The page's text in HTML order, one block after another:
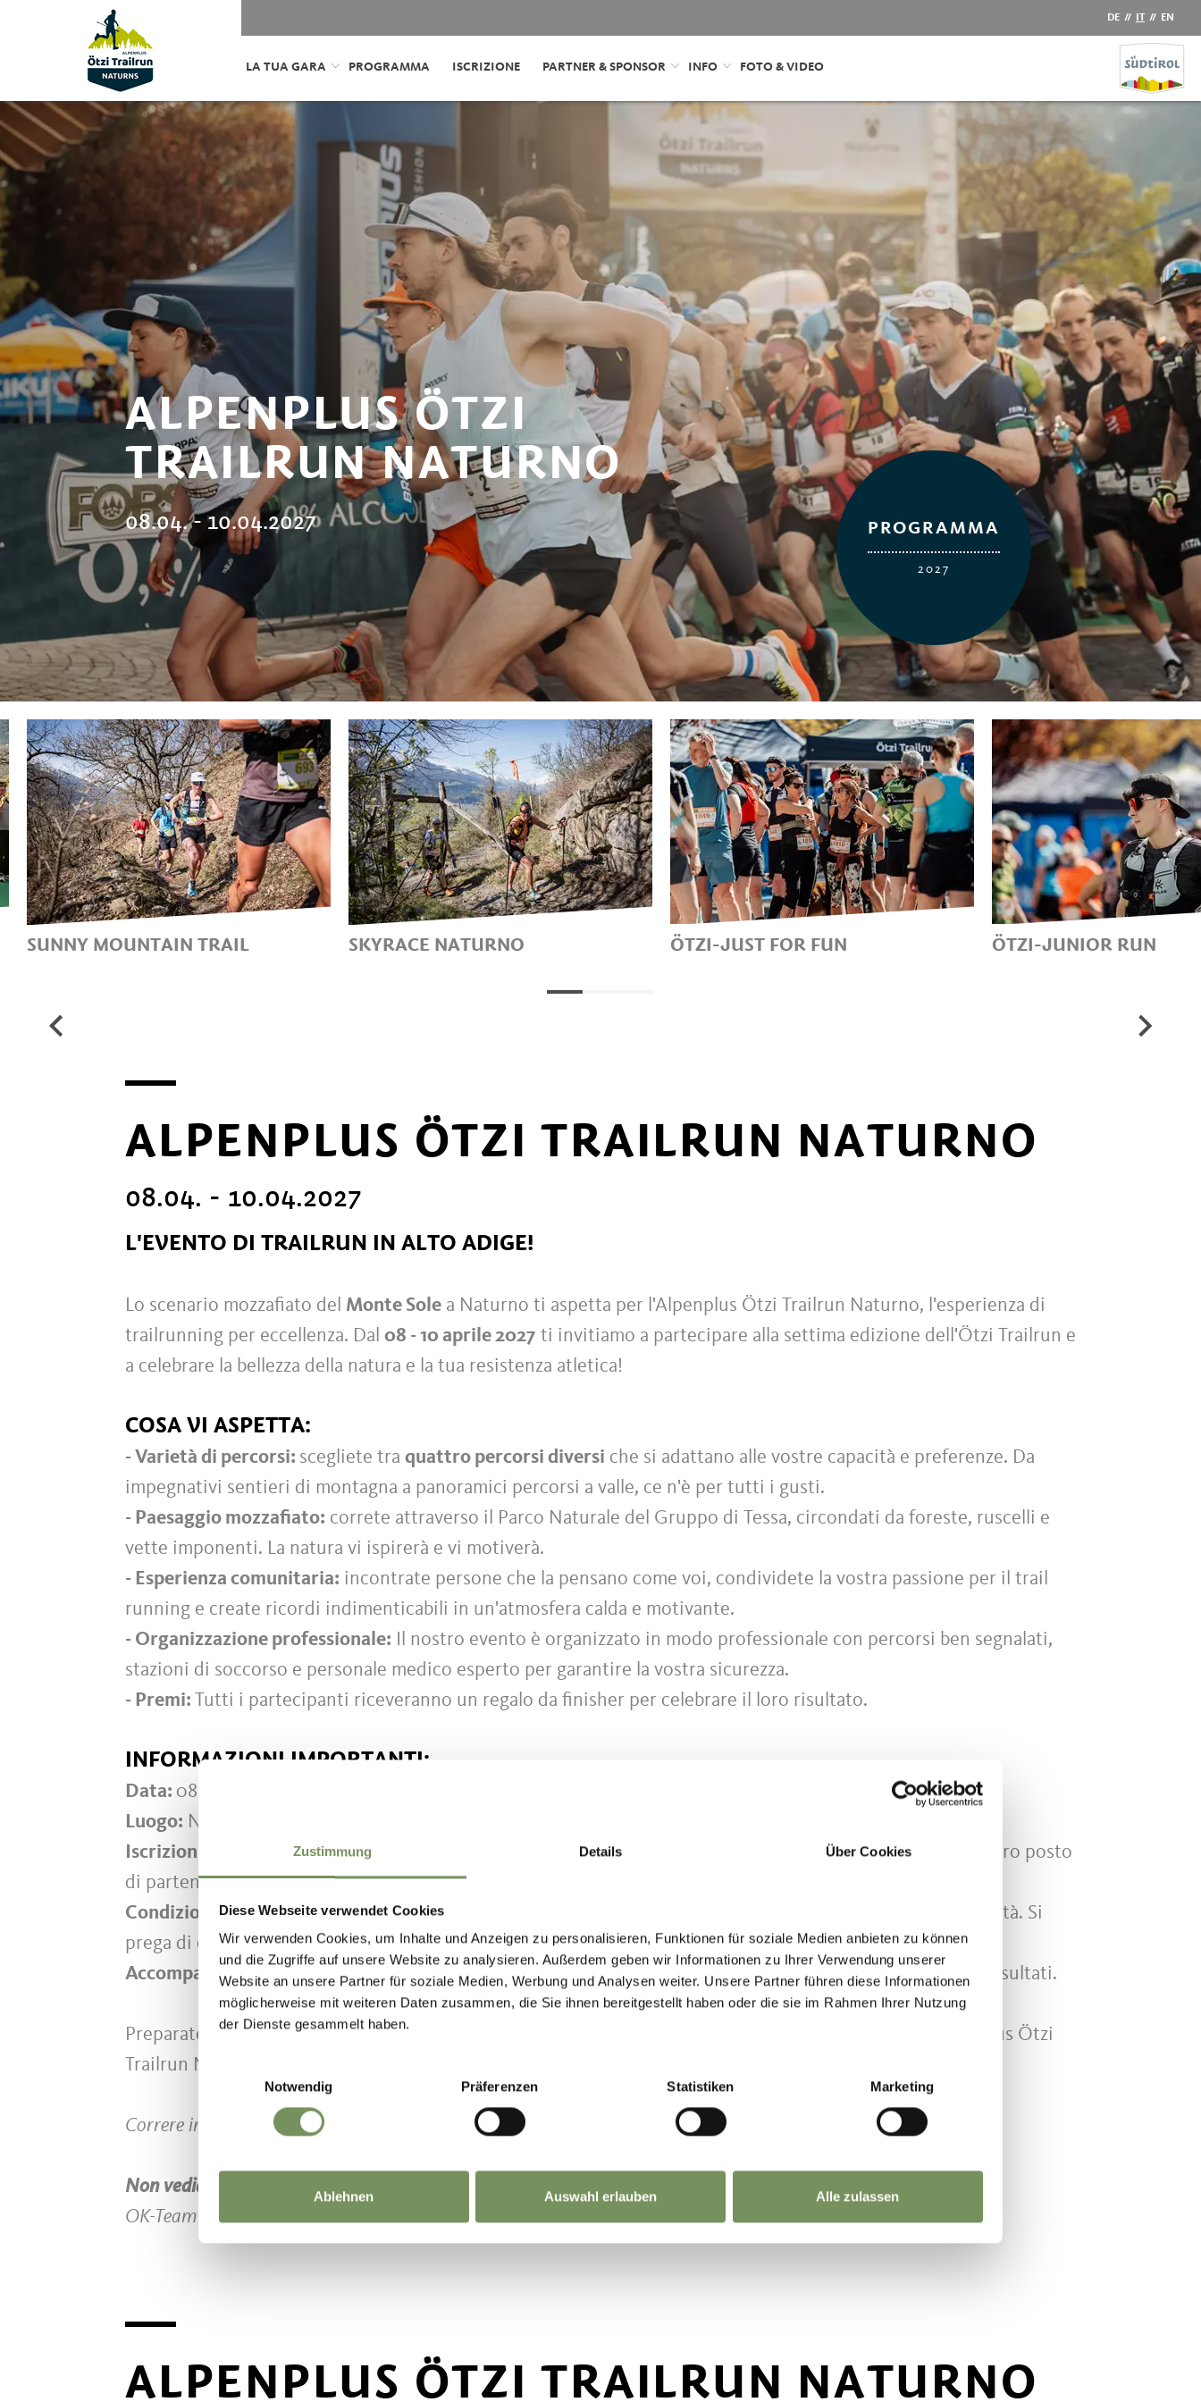
Zustimmung Details Über Cookies
Diese Webseite verwendet Cookies
Wir verwenden Cookies, um Inhalte und Anzeigen zu personalisieren, Funktionen für soziale Medien anbieten zu können
und die Zugriffe auf unsere Website zu analysieren. Außerdem geben wir Informationen zu Ihrer Verwendung unserer
Website an unsere Partner für soziale Medien, Werbung und Analysen weiter. Unsere Partner führen diese Informationen
möglicherweise mit weiteren Daten zusammen, die Sie ihnen bereitgestellt haben oder die sie im Rahmen Ihrer Nutzung
der Dienste gesammelt haben.
Einwilligungsauswahl
Notwendig
Präferenzen Statistiken Marketing
Ablehnen Auswahl erlauben Alle zulassen
DE // IT // EN
LA TUA GARA PROGRAMMA ISCRIZIONE PARTNER & SPONSOR INFO FOTO & VIDEO
ALPENPLUS ÖTZI
TRAILRUN NATURNO
08.04. - 10.04.2027 PROGRAMMA
2027
SUNNY MOUNTAIN TRAIL
SKYRACE NATURNO
ÖTZI-JUST FOR FUN
ÖTZI-JUNIOR RUN
ALPENPLUS ÖTZI TRAILRUN NATURNO
08.04. - 10.04.2027
L'EVENTO DI TRAILRUN IN ALTO ADIGE!
Lo scenario mozzafiato del Monte Sole a Naturno ti aspetta per l'Alpenplus Ötzi Trailrun Naturno, l'esperienza di
trailrunning per eccellenza. Dal 08 - 10 aprile 2027 ti invitiamo a partecipare alla settima edizione dell'Ötzi Trailrun e
a celebrare la bellezza della natura e la tua resistenza atletica!
COSA VI ASPETTA:
- Varietà di percorsi: scegliete tra quattro percorsi diversi che si adattano alle vostre capacità e preferenze. Da
impegnativi sentieri di montagna a panoramici percorsi a valle, ce n'è per tutti i gusti.
- Paesaggio mozzafiato: correte attraverso il Parco Naturale del Gruppo di Tessa, circondati da foreste, ruscelli e
vette imponenti. La natura vi ispirerà e vi motiverà.
- Esperienza comunitaria: incontrate persone che la pensano come voi, condividete la vostra passione per il trail
running e create ricordi indimenticabili in un'atmosfera calda e motivante.
- Organizzazione professionale: Il nostro evento è organizzato in modo professionale con percorsi ben segnalati,
stazioni di soccorso e personale medico esperto per garantire la vostra sicurezza.
- Premi:
Tutti i partecipanti riceveranno un regalo da finisher per celebrare il loro risultato.
INFORMAZIONI IMPORTANTI:
Data: 08 - 10 aprile 2027
Luogo: Naturno, Alto Adige, Italia
Iscrizioni:
Le iscrizioni si aprono il 01 ottobre 2026 e durano fino aprile 2027. Assicuratevi per tempo il vostro posto
di partenza perché il numero di partecipanti è limitato.
Condizioni di partecipazione:L'Alpenplus Ötzi Trailrun Naturno è rivolto a corridori di diversi livelli di abilità. Si
prega di osservare i requisiti individuali dei rispettivi percorsi.
Accompagnatori: Amici e familiari sono i benvenuti per fare il tifo lungo il percorso e festeggiare i vostri risultati.
Preparatevi a superare i vostri limiti e a vivere la natura del Gruppo di Tessa. Accettate la sfida dell'Alpenplus Ötzi
Trailrun Naturno e partecipate a un'indimenticabile avventura di trail running!
Correre insieme. Scoprite la natura. Superare i limiti.
Non vediamo l'ora di vedervi!
OK-Team Alpenplus Ötzi Trailrun
ALPENPLUS ÖTZI TRAILRUN NATURNO